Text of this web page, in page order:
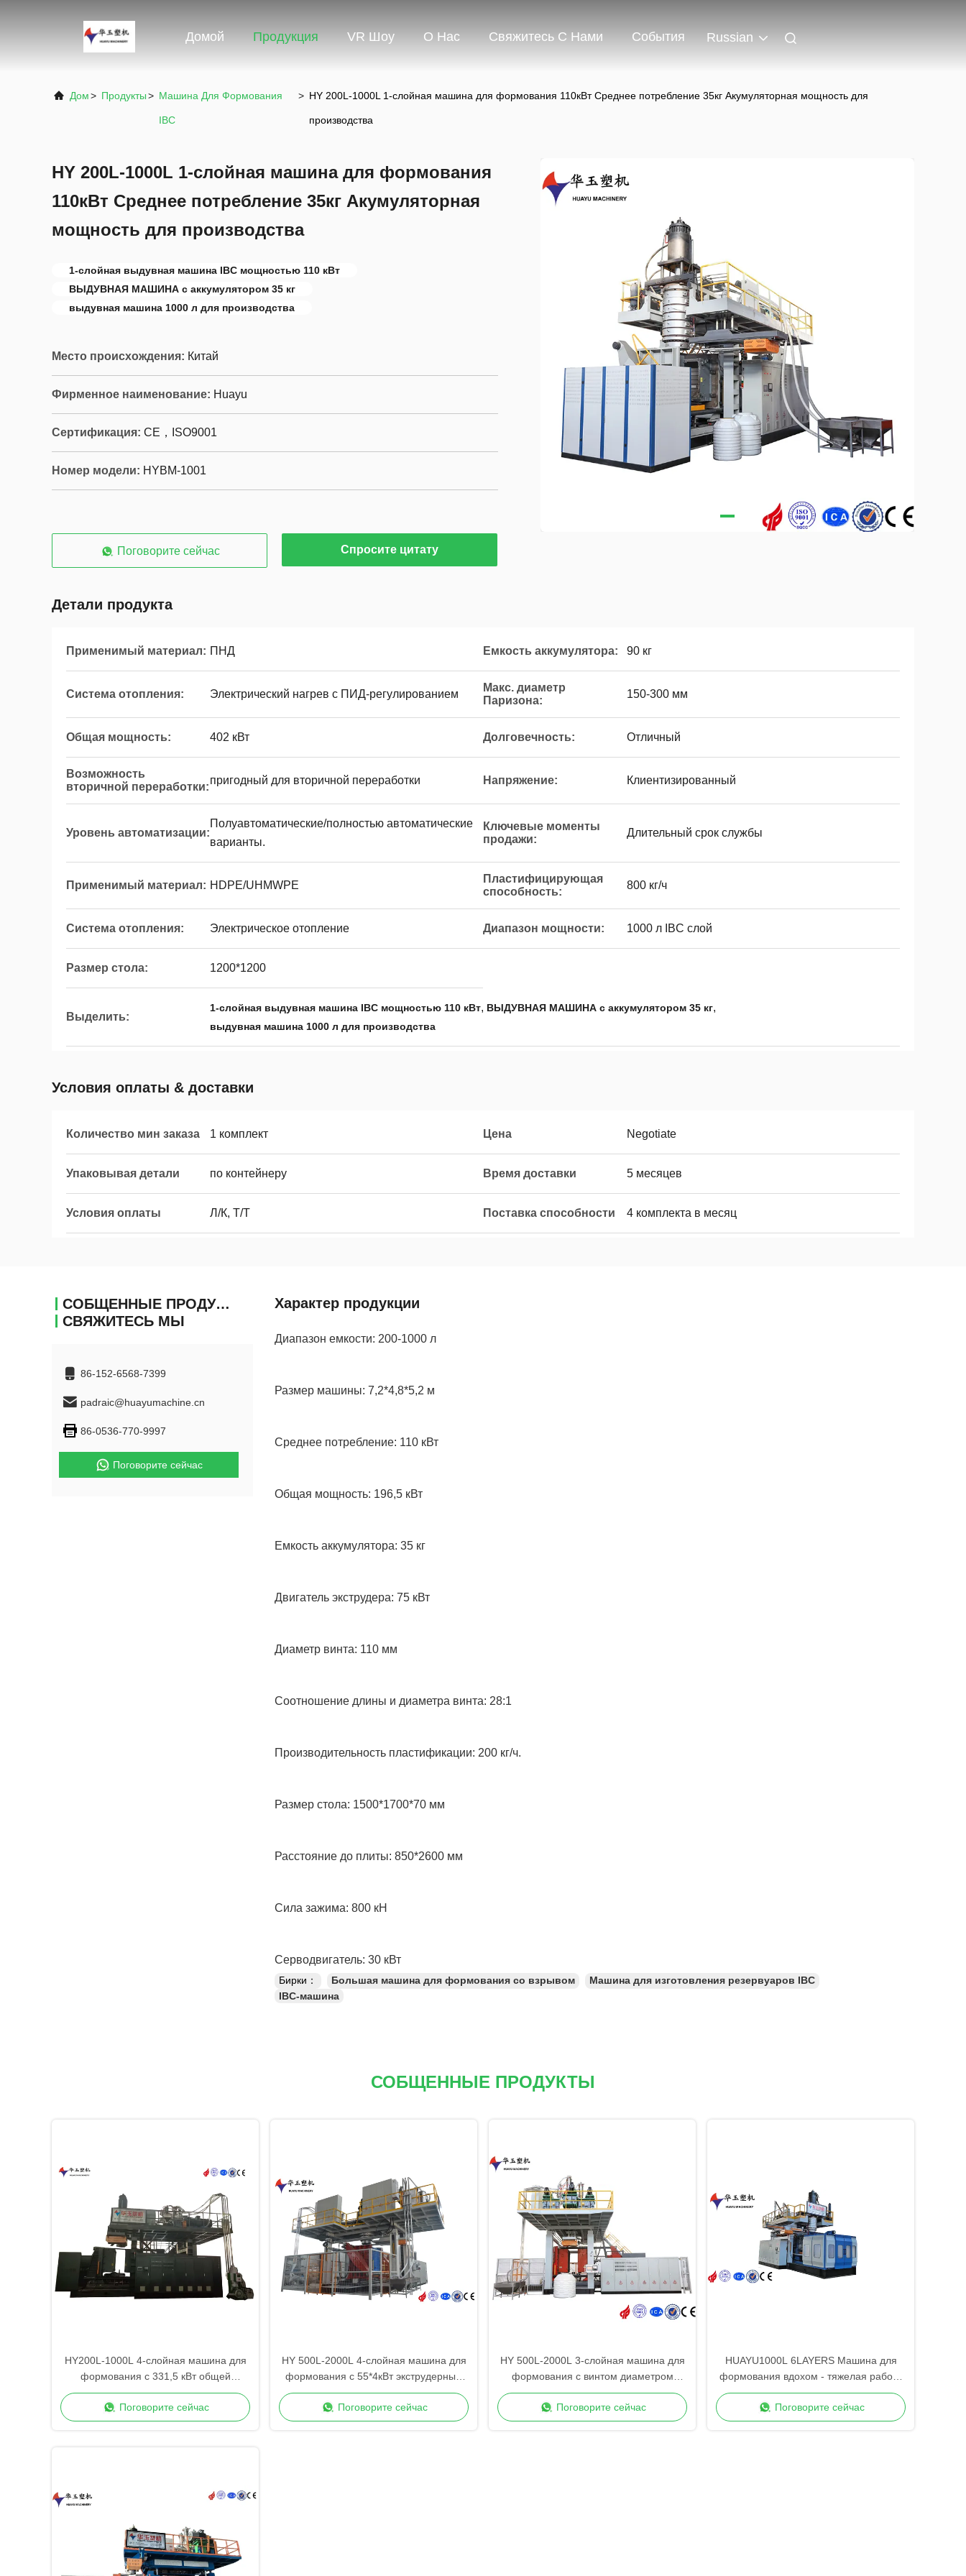
Домой Продукция VR Шоу О Нас Свяжитесь С Нами События Russian
Дом> Продукты> Машина Для Формования
IBC
> HY 200L-1000L 1-слойная машина для формования 110кВт Среднее потребление 35кг Акумуляторная мощность для
производства
HY 200L-1000L 1-слойная машина для формования
110кВт Среднее потребление 35кг Акумуляторная
мощность для производства
1-слойная выдувная машина IBC мощностью 110 кВт
ВЫДУВНАЯ МАШИНА с аккумулятором 35 кг
выдувная машина 1000 л для производства
Место происхождения: Китай
Фирменное наименование: Huayu
Сертификация: CE，ISO9001
Номер модели: HYBM-1001
Поговорите сейчас Спросите цитату
Детали продукта
Применимый материал: ПНД Емкость аккумулятора: 90 кг
Система отопления: Электрический нагрев с ПИД-регулированием
Макс. диаметр
Паризона:
150-300 мм
Общая мощность: 402 кВт Долговечность: Отличный
Возможность
вторичной переработки:
пригодный для вторичной переработки Напряжение: Клиентизированный
Уровень автоматизации:
Полуавтоматические/полностью автоматические
варианты.
Ключевые моменты
продажи:
Длительный срок службы
Применимый материал: HDPE/UHMWPE
Пластифицирующая
способность:
800 кг/ч
Система отопления: Электрическое отопление Диапазон мощности: 1000 л IBC слой
Размер стола: 1200*1200
Выделить:
1-слойная выдувная машина IBC мощностью 110 кВт, ВЫДУВНАЯ МАШИНА с аккумулятором 35 кг,
выдувная машина 1000 л для производства
Условия оплаты & доставки
Количество мин заказа 1 комплект Цена Negotiate
Упаковывая детали по контейнеру Время доставки 5 месяцев
Условия оплаты Л/К, Т/Т Поставка способности 4 комплекта в месяц
СОБЩЕННЫЕ ПРОДУКТЫ
СВЯЖИТЕСЬ МЫ
86-152-6568-7399
padraic@huayumachine.cn
86-0536-770-9997
Поговорите сейчас
Характер продукции
Диапазон емкости: 200-1000 л
Размер машины: 7,2*4,8*5,2 м
Среднее потребление: 110 кВт
Общая мощность: 196,5 кВт
Емкость аккумулятора: 35 кг
Двигатель экструдера: 75 кВт
Диаметр винта: 110 мм
Соотношение длины и диаметра винта: 28:1
Производительность пластификации: 200 кг/ч.
Размер стола: 1500*1700*70 мм
Расстояние до плиты: 850*2600 мм
Сила зажима: 800 кН
Серводвигатель: 30 кВт
Бирки： Большая машина для формования со взрывом
Машина для изготовления резервуаров IBC
IBC-машина
СОБЩЕННЫЕ ПРОДУКТЫ
HY200L-1000L 4-слойная машина для
формования с 331,5 кВт общей
мощностью для большого контейнера
Поговорите сейчас
HY 500L-2000L 4-слойная машина для
формования с 55*4кВт экструдерным
двигателем
Поговорите сейчас
HY 500L-2000L 3-слойная машина для
формования с винтом диаметром
90/120/90 мм
Поговорите сейчас
HUAYU1000L 6LAYERS Машина для
формования вдохом - тяжелая работа
с повышенной безопасностью
Поговорите сейчас